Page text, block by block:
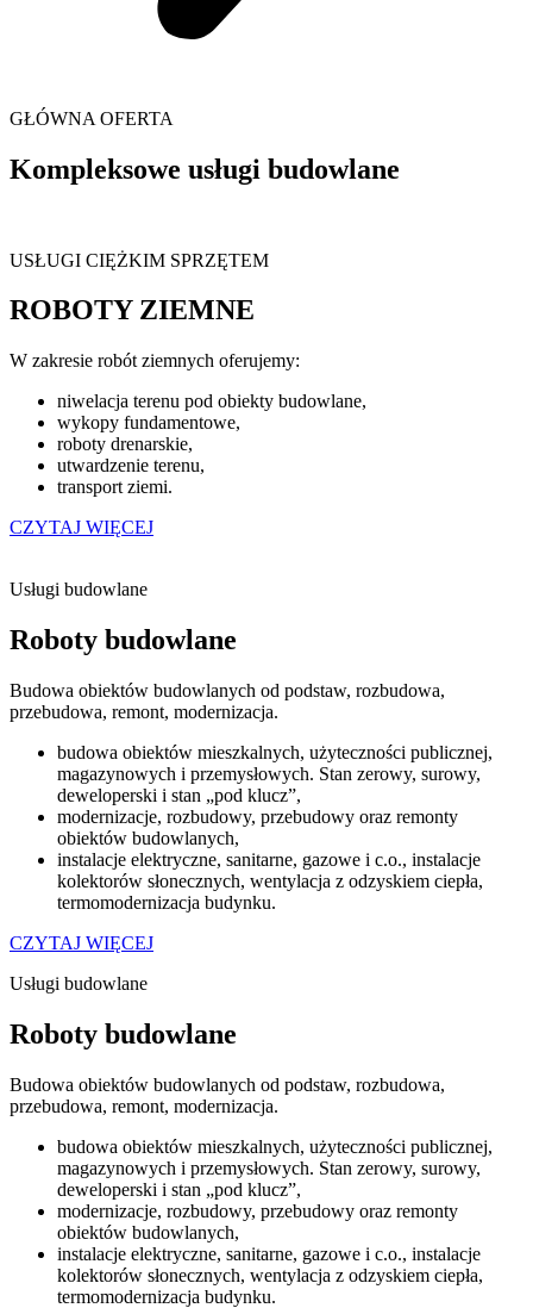
GŁÓWNA OFERTA
Kompleksowe usługi budowlane
USŁUGI CIĘŻKIM SPRZĘTEM
ROBOTY ZIEMNE
W zakresie robót ziemnych oferujemy:
niwelacja terenu pod obiekty budowlane,
wykopy fundamentowe,
roboty drenarskie,
utwardzenie terenu,
transport ziemi.
CZYTAJ WIĘCEJ
Usługi budowlane
Roboty budowlane
Budowa obiektów budowlanych od podstaw, rozbudowa,
przebudowa, remont, modernizacja.
budowa obiektów mieszkalnych, użyteczności publicznej,
magazynowych i przemysłowych. Stan zerowy, surowy,
deweloperski i stan „pod klucz”,
modernizacje, rozbudowy, przebudowy oraz remonty
obiektów budowlanych,
instalacje elektryczne, sanitarne, gazowe i c.o., instalacje
kolektorów słonecznych, wentylacja z odzyskiem ciepła,
termomodernizacja budynku.
CZYTAJ WIĘCEJ
Usługi budowlane
Roboty budowlane
Budowa obiektów budowlanych od podstaw, rozbudowa,
przebudowa, remont, modernizacja.
budowa obiektów mieszkalnych, użyteczności publicznej,
magazynowych i przemysłowych. Stan zerowy, surowy,
deweloperski i stan „pod klucz”,
modernizacje, rozbudowy, przebudowy oraz remonty
obiektów budowlanych,
instalacje elektryczne, sanitarne, gazowe i c.o., instalacje
kolektorów słonecznych, wentylacja z odzyskiem ciepła,
termomodernizacja budynku.